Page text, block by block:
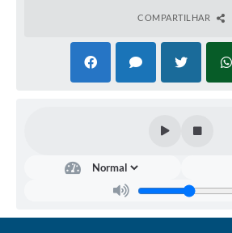
Modelos de Requerimentos
Passe Livre Estudantil
COMPARTILHAR